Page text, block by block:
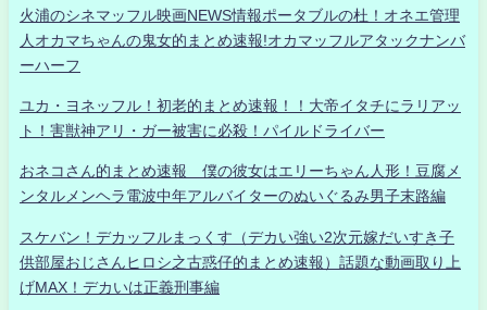
火浦のシネマッフル映画NEWS情報ポータブルの杜！オネエ管理
人オカマちゃんの鬼女的まとめ速報!オカマッフルアタックナンバ
ーハーフ
ユカ・ヨネッフル！初老的まとめ速報！！大帝イタチにラリアッ
ト！害獣神アリ・ガー被害に必殺！パイルドライバー
おネコさん的まとめ速報 僕の彼女はエリーちゃん人形！豆腐メ
ンタルメンヘラ電波中年アルバイターのぬいぐるみ男子末路編
スケバン！デカッフルまっくす（デカい強い2次元嫁だいすき子
供部屋おじさんヒロシ之古惑仔的まとめ速報）話題な動画取り上
げMAX！デカいは正義刑事編